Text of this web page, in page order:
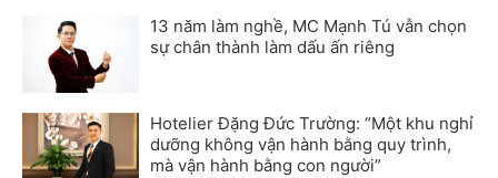
13 năm làm nghề, MC Mạnh Tú vẫn chọn
sự chân thành làm dấu ấn riêng
Hotelier Đặng Đức Trường: “Một khu nghỉ
dưỡng không vận hành bằng quy trình,
mà vận hành bằng con người”